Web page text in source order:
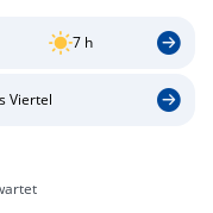
7 h
Viertel